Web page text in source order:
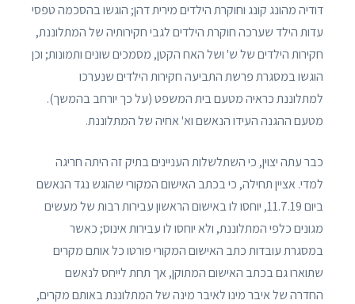
דודיה מהונג קונג וחוקרת הילדים מירית דהן; הוגשו בהסכמה טפסי
עדות הילד שערכה חוקרת הילדים לגבי חקירותיה של המתלוננת,
חקירות הילדים של ש' ושל האח הקטן, מסמכים שונים ותמונות; וכן
הוגשו במסגרת פרשת התביעה חקירות הילדים שנערכו
למתלוננת כראיה מטעם בית המשפט (על כך יורחב בהמשך).
מטעם ההגנה העידו הנאשם וא' אחיה של המתלוננת.
כבר עתה יצוין, כי השתלשלות העניינים בתיק זה היתה חריגה
למדי. אציין תחילה, כי בכתב האישום המקורי שהוגש נגד הנאשם
ביום 11.7.19, יוחסו לו באישום הראשון עבירות רבות של מעשים
מגונים כלפי המתלוננת, ולא יוחסו לו עבירות אינוס; כאשר
במסגרת עובדות כתב האישום המקורי פורטו כל אותם מקרים
שתוארו גם בכתב האישום המתוקן, אך תחת לייחס לנאשם
החדרה של איבר מינו לאיבר מינה של המתלוננת באותם מקרים,